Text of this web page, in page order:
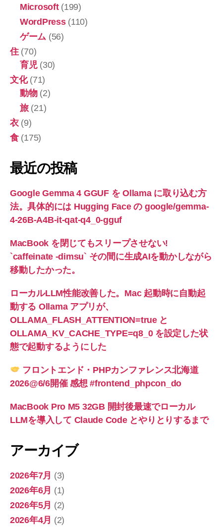
Microsoft(199)
WordPress(110)
ゲーム (56)
住(70)
育児(30)
文化(71)
動物(2)
旅(21)
衣(9)
食(175)
最近の投稿
Google Gemma 4 GGUF を Ollama に取り込む方
法。具体的には Hugging Face の google/gemma-
4-26B-A4B-it-qat-q4_0-gguf
MacBook を閉じてもスリープさせない!
`caffeinate -dimsu` その間に生成AIを動かしながら
移動したかった。
ローカルLLM性能改善した。Mac 起動時に自動起
動する Ollama アプリが、
OLLAMA_FLASH_ATTENTION=true と
OLLAMA_KV_CACHE_TYPE=q8_0 を設定した状
態で起動するようにした
フロントエンド・PHPカンファレンス北海道
2026@6/6開催 感想 #frontend_phpcon_do
MacBook Pro M5 32GB 開封後最速でローカル
LLMを導入して Claude Code とやりとりするまで
アーカイブ
2026年7月 (3)
2026年6月 (1)
2026年5月 (2)
2026年4月 (2)